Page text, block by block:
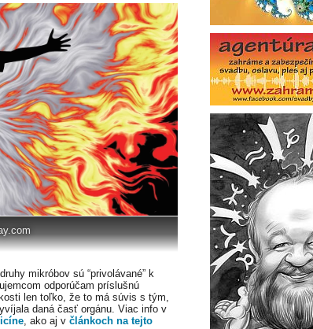
mikróbov sú “privolávané” k
odporúčam príslušnú
len toľko, že to má súvis s tým,
daná časť orgánu. Viac info v
, ako aj v článkoch na tejto